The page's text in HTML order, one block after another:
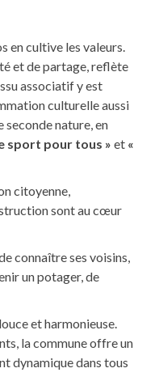
en cultive les valeurs.
et de partage, reflète
associatif y est
culturelle aussi
seconde nature, en
sport pour tous » et «
citoyenne,
sont au cœur
connaître ses voisins,
un potager, de
et harmonieuse.
la commune offre un
dynamique dans tous